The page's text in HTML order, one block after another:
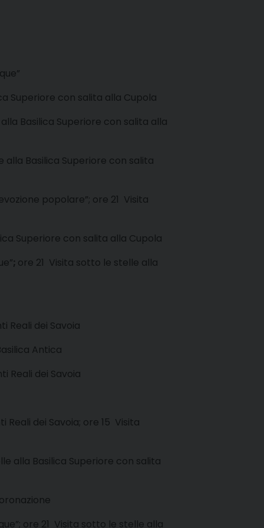
Superiore con salita alla Cupola
Basilica Superiore con salita alla
alla Basilica Superiore con salita
popolare”; ore 21 Visita
Superiore con salita alla Cupola
; ore 21 Visita sotto le stelle alla
Reali dei Savoia
Antica
Reali dei Savoia
dei Savoia; ore 15 Visita
alla Basilica Superiore con salita
ore 21 Visita sotto le stelle alla